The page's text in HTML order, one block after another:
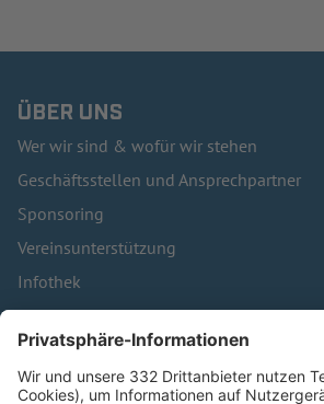
ÜBER UNS
Wer wir sind & wofür wir stehen
Geschäftsstellen und Ansprechpartner
Sponsoring
Vereinsunterstützung
Infothek
Kontakt
HÄUFIG BESUCHTE SEITEN